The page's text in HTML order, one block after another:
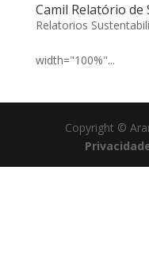
Camil Relatório de
Relatorios
width="100%"...
Copyright ©